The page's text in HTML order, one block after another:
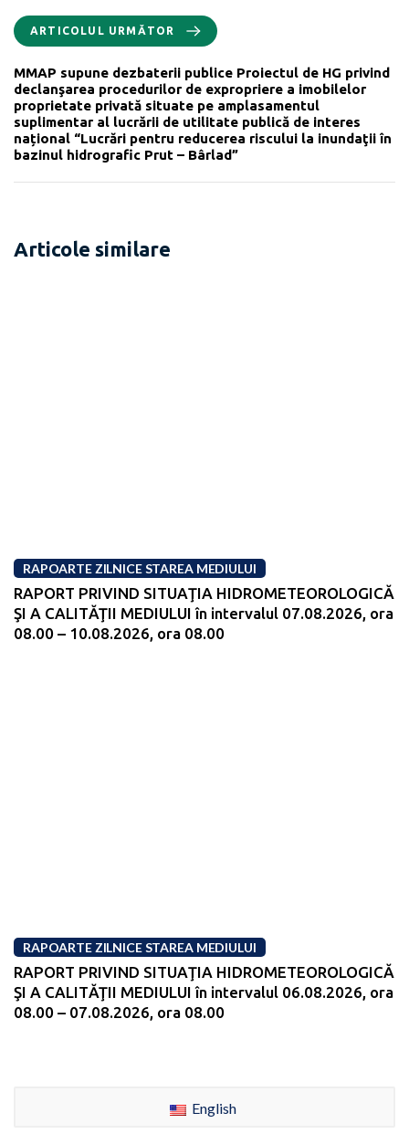
ARTICOLUL URMĂTOR
MMAP supune dezbaterii publice Proiectul de HG privind
declanşarea procedurilor de expropriere a imobilelor
proprietate privată situate pe amplasamentul
suplimentar al lucrării de utilitate publică de interes
național “Lucrări pentru reducerea riscului la inundaţii în
bazinul hidrografic Prut – Bârlad”
Articole similare
RAPOARTE ZILNICE STAREA MEDIULUI
RAPORT PRIVIND SITUAŢIA HIDROMETEOROLOGICĂ
ŞI A CALITĂŢII MEDIULUI în intervalul 07.08.2026, ora
08.00 – 10.08.2026, ora 08.00
RAPOARTE ZILNICE STAREA MEDIULUI
RAPORT PRIVIND SITUAŢIA HIDROMETEOROLOGICĂ
ŞI A CALITĂŢII MEDIULUI în intervalul 06.08.2026, ora
08.00 – 07.08.2026, ora 08.00
English